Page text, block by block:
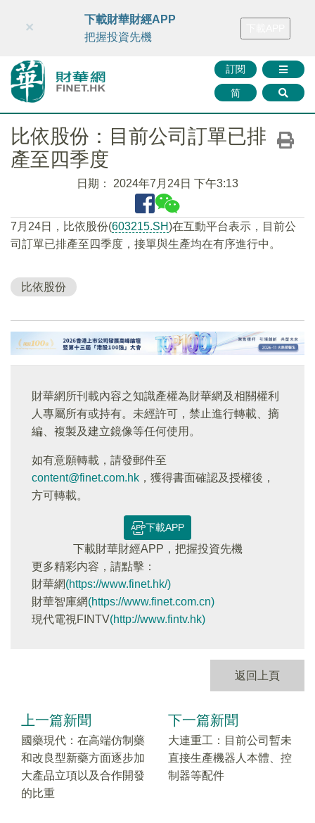
財華智庫網 FINTV FINMETA 財華證券 媒體矩陣
訂閱
简
×
下載財華財經APP
把握投資先機
比依股份：目前公司訂單已排
產至四季度
日期： 2024年7月24日 下午3:13
7月24日，比依股份(603215.SH)在互動平台表示，目前公
司訂單已排產至四季度，接單與生產均在有序進行中。
比依股份
財華網所刊載內容之知識產權為財華網及相關權利
人專屬所有或持有。未經許可，禁止進行轉載、摘
編、複製及建立鏡像等任何使用。
如有意願轉載，請發郵件至
content@finet.com.hk ，獲得書面確認及授權後，
方可轉載。
下載APP
下載財華財經APP，把握投資先機
更多精彩内容，請點擊：
財華網(https://www.finet.hk/)
財華智庫網(https://www.finet.com.cn)
現代電視FINTV(http://www.fintv.hk)
返回上頁
上一篇新聞
國藥現代：在高端仿制藥
和改良型新藥方面逐步加
大產品立項以及合作開發
的比重
下一篇新聞
大連重工：目前公司暫未
直接生產機器人本體、控
制器等配件